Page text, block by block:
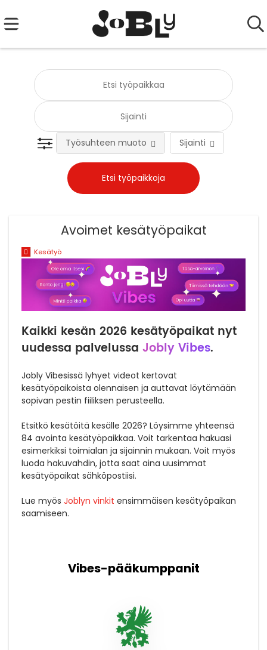
Työsuhteen muoto Sijainti
Avoimet kesätyöpaikat
Kesätyö
Kaikki kesän 2026 kesätyöpaikat nyt
uudessa palvelussa Jobly Vibes.
Jobly Vibesissä lyhyet videot kertovat
kesätyöpaikoista olennaisen ja auttavat löytämään
sopivan pestin fiiliksen perusteella.
Etsitkö kesätöitä kesälle 2026? Löysimme yhteensä
84 avointa kesätyöpaikkaa. Voit tarkentaa hakuasi
esimerkiksi toimialan ja sijainnin mukaan. Voit myös
luoda hakuvahdin, jotta saat aina uusimmat
kesätyöpaikat sähköpostiisi.
Lue myös Joblyn vinkit ensimmäisen kesätyöpaikan
saamiseen.
Vibes-pääkumppanit